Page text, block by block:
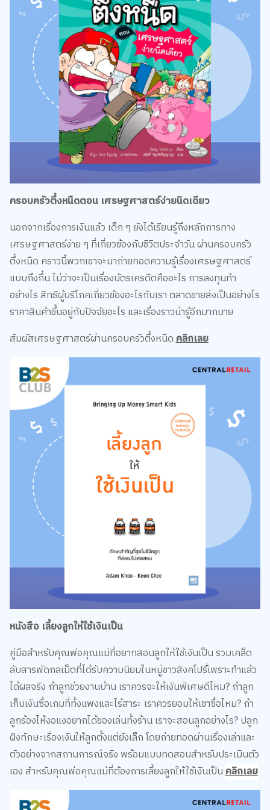
ครอบครัวตึ๋งหนืดตอน เศรษฐศาสตร์ง่ายนิดเดียว
นอกจากเรื่องการเงินแล้ว เด็ก ๆ ยังได้เรียนรู้ถึงหลักการทาง
เศรษฐศาสตร์ง่าย ๆ ที่เกี่ยวข้องกับชีวิตประจำวัน ผ่านครอบครัว
ตึ๋งหนืด คราวนี้พวกเขาจะมาถ่ายทอดความรู้เรื่องเศรษฐศาสตร์
แบบถึงกึ๋น ไม่ว่าจะเป็นเรื่องบัตรเครดิตคืออะไร การลงทุนทำ
อย่างไร สิทธิผู้บริโภคเกี่ยวข้องอะไรกับเรา ตลาดขายส่งเป็นอย่างไร
ราคาสินค้าขึ้นอยู่กับปัจจัยอะไร และเรื่องราวน่ารู้อีกมากมาย
สัมผัสเศรษฐศาสตร์ผ่านครอบครัวตึ๋งหนืด
คลิกเลย
หนังสือ เลี้ยงลูกให้ใช้เงินเป็น
คู่มือสำหรับคุณพ่อคุณแม่ที่อยากสอนลูกให้ใช้เงินเป็น รวมเคล็ด
ลับสารพัดกลเม็ดที่ได้รับความนิยมในหมู่ชาวสิงคโปร์์ี่เพราะทำแล้ว
ได้ผลจริง ถ้าลูกช่วยงานบ้าน เราควรจะให้เงินพิเศษดีไหม? ถ้าลูก
เก็บเงินซื้อเกมที่ทั้งแพงและไร้สาระ เราควรยอมให้เขาซื้อไหม? ถ้า
ลูกร้องไห้งอแงอยากได้ของเล่นทั้งร้าน เราจะสอนลูกอย่างไร? ปลูก
ฝังทักษะเรื่องเงินให้ลูกตั้งแต่ยังเล็ก โดยถ่ายทอดผ่านเรื่องเล่าและ
ตัวอย่างจากสถานการณ์จริง พร้อมแบบทดสอบสำหรับประเมินตัว
เองสำหรับคุณพ่อคุณแม่ที่ต้องการเลี้ยงลูกให้ใช้เงินเป็นคลิกเลย